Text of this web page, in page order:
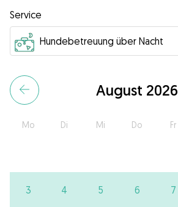
Service
August 2026
Mo Di Mi Do Fr
3 4 5 6 7